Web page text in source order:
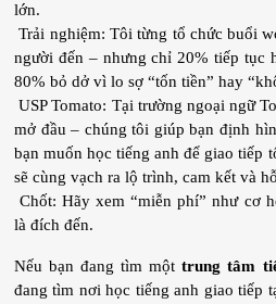
lớn.
Trải nghiệm: Tôi từng tổ chức buổi workshop miễn phí – rất nhiều
người đến – nhưng chỉ 20% tiếp tục
80% bỏ dở vì lo sợ “tốn tiền” hay
USP Tomato: Tại trường ngoại ngữ Tomato, khóa miễn phí là phần
mở đầu – chúng tôi giúp bạn định
bạn muốn học tiếng anh để giao tiếp
sẽ cùng vạch ra lộ trình, cam kết và
Chốt: Hãy xem “miễn phí” như cơ hội khởi đầu, chứ không phải
là đích đến.
Nếu bạn đang tìm một trung tâm
đang tìm nơi học tiếng anh giao tiếp